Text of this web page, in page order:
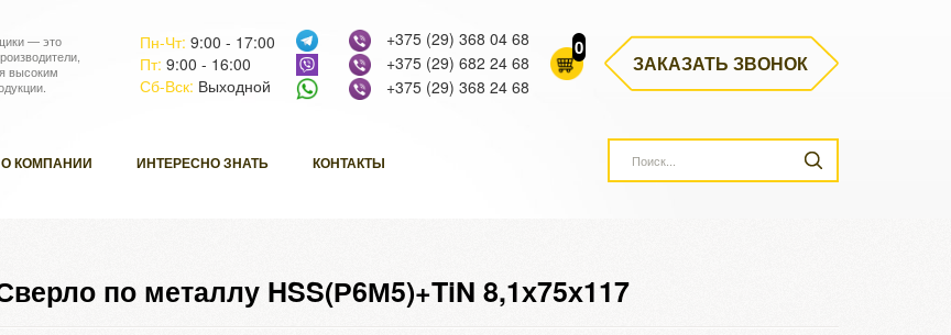
— это
высоким
Пн-Чт: 9:00 - 17:00
Пт: 9:00 - 16:00
Сб-Вск: Выходной
+375 (29) 368 04 68
+375 (29) 682 24 68
+375 (29) 368 24 68
0
ЗАКАЗАТЬ ЗВОНОК
О КОМПАНИИ ИНТЕРЕСНО ЗНАТЬ КОНТАКТЫ
по металлу HSS(Р6М5)+TiN 8,1х75х117